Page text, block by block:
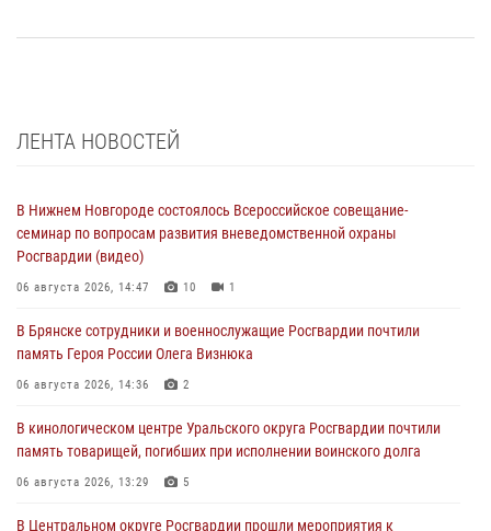
ЛЕНТА НОВОСТЕЙ
В Нижнем Новгороде состоялось Всероссийское совещание-
семинар по вопросам развития вневедомственной охраны
Росгвардии (видео)
06 августа 2026, 14:47 10 1
В Брянске сотрудники и военнослужащие Росгвардии почтили
память Героя России Олега Визнюка
06 августа 2026, 14:36 2
В кинологическом центре Уральского округа Росгвардии почтили
память товарищей, погибших при исполнении воинского долга
06 августа 2026, 13:29 5
В Центральном округе Росгвардии прошли мероприятия к